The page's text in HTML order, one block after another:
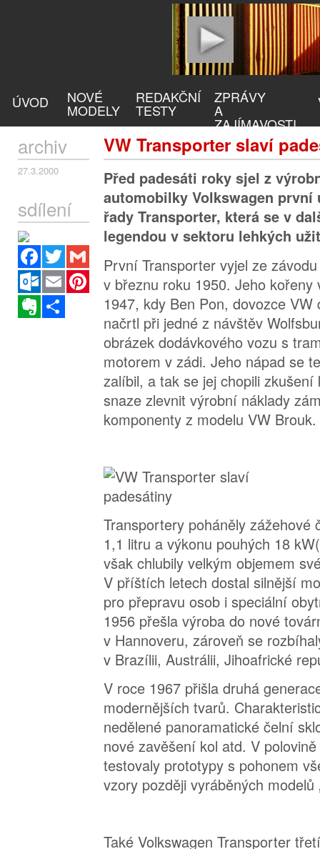
ÚVOD NOVÉ
MODELY
REDAKČNÍ
TESTY
ZPRÁVY
A
ZAJÍMAVOSTI
VW Transporter slaví
archiv
27.3.2000
sdílení
Facebook
Twitter
Outlook.com
Email
Pinterest
Evernote
Před padesáti roky sjel z
automobilky Volkswagen
řady Transporter, která se v
legendou v sektoru lehkých
První Transporter vyjel ze
v březnu roku 1950. Jeho
1947, kdy Ben Pon, dovozce VW
načrtl při jedné z návštěv
obrázek dodávkového vozu s
motorem v zádi. Jeho nápad se
zalíbil, a tak se jej chopili
snaze zlevnit výrobní náklady
komponenty z modelu VW Brouk.
Transportery poháněly zážehové
1,1 litru a výkonu pouhých 18
však chlubily velkým objemem
V příštích letech dostal silnější
pro přepravu osob i speciální
1956 přešla výroba do nové
v Hannoveru, zároveň se
v Brazílii, Austrálii, Jihoafrické
V roce 1967 přišla druhá
modernějších tvarů.
nedělené panoramatické čelní
nové zavěšení kol atd. V
testovaly prototypy s pohonem
vzory později vyráběných modelů
Také Volkswagen Transporter